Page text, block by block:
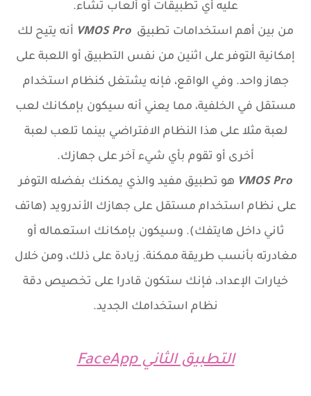
عليه أي تطبيقات أو ألعاب تشاء.
من بين أهم استخدامات تطبيق VMOS Pro أنه يتيح لك
إمكانية التوفر على اثنين من نفس التطبيق أو اللعبة على
جهاز واحد. وفي الواقع، فإنه يشتغل كنظام استخدام
مستقل في الخلفية، مما يعني أنه سيكون بإمكانك لعب
لعبة مثلا على هذا النظام الافتراضي بينما تلعب لعبة
أخرى أو تقوم بأي شيء آخر على جهازك.
VMOS Pro هو تطبيق مفيد والذي يمكنك بفضله التوفر
على نظام استخدام مستقل على جهازك الأندرويد (هاتف
ثاني داخل هايتفك). وسيكون بإمكانك استعماله أو
مغادرته بأنسب طريقة ممكنة. زيادة على ذلك، ومن خلال
خيارات الإعداد، فإنك ستكون قادرا على تخصيص دقة
نظام استخدامك الجديد.
التطبيق الثانيFaceApp